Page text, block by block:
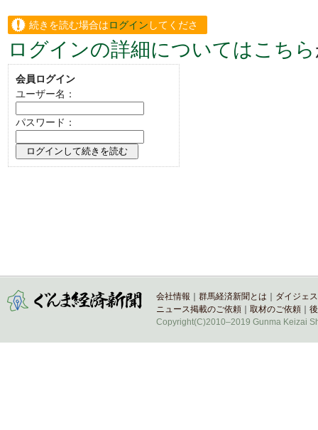
続きを読む場合はログイン してくださ
い。
ログインの詳細についてはこちら
会員ログイン
ユーザー名：
パスワード：
会社情報 群馬経済新聞とは
ダイジェ
ニュース掲載のご依頼
取材のご依頼
Copyright(C)2010–2019 Gunma Keizai